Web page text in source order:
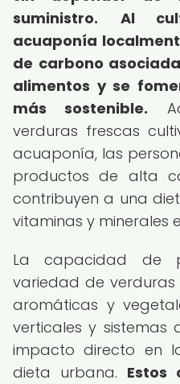
suministro.
Al
acuaponía
de carbono
alimentos y se
más sostenible.
verduras frescas
acuaponía, las
productos de alta
contribuyen a una
vitaminas y minerales
La capacidad de
variedad de
aromáticas y
verticales y sistemas
impacto directo en
dieta urbana. Estos